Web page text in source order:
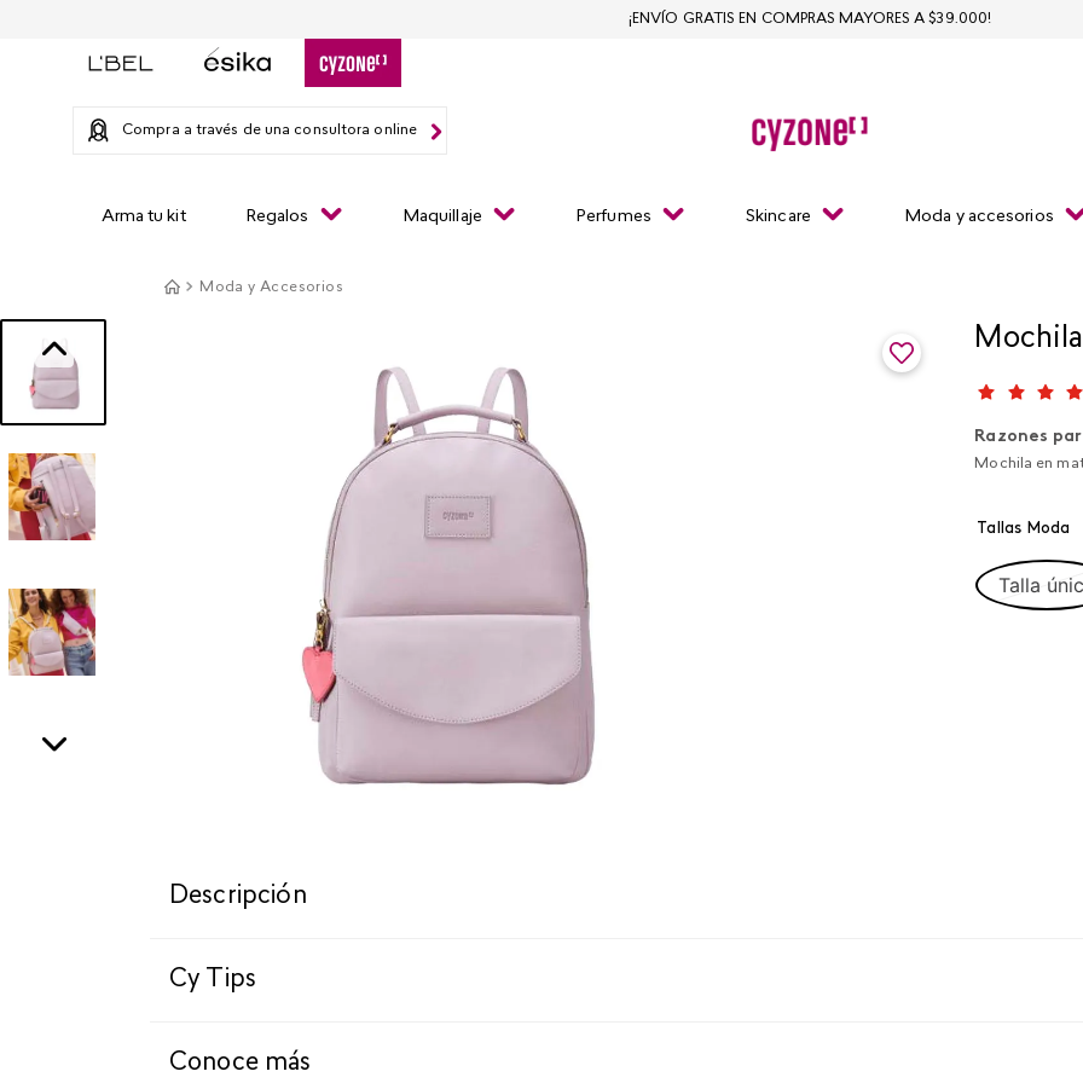
Compra a través de una consultora online
Arma tu kit Regalos Maquillaje Perfumes Skincare Moda y accesorios
¡ENVÍO GRATIS EN COMPRAS MAYORES A $39.000!
Moda y Accesorios
Razones
Mochila en
Tallas Moda
Talla
Descripción
Cy Tips
Conoce más